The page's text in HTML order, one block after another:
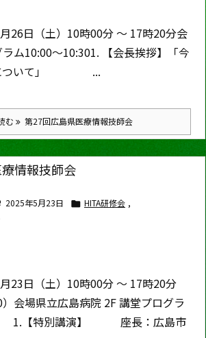
26日（土）10時00分 ～ 17時20分会
ム10:00～10:301. 【会長挨拶】
「今
いて」
...
む 第27回広島県医療情報技師会
情報技師会
2025年5月23日  HITA研修会 ,
23日（土）10時00分 ～ 17時20分
会場県立広島病院 2F 講堂プログラ
1.【特別講演】 座長：広島市